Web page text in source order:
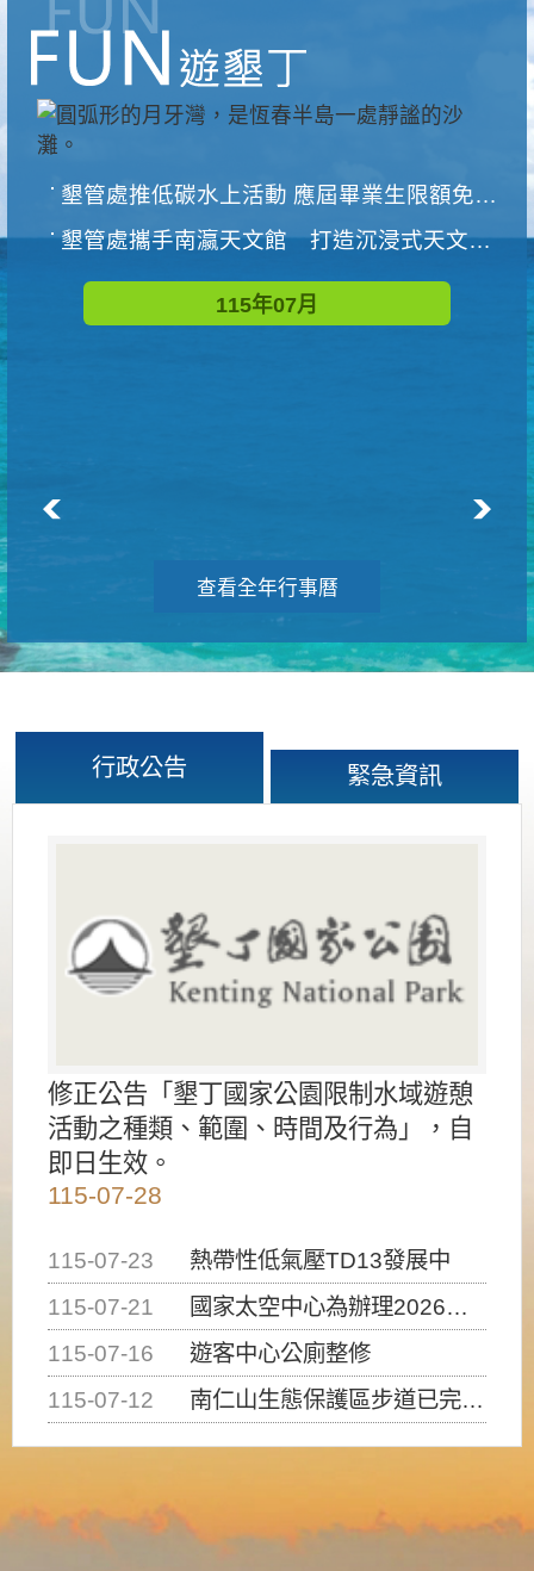
墾管處推低碳水上活動 應屆畢業生限額免費參加
墾管處攜手南瀛天文館 打造沉浸式天文探索營隊
115年07月
查看全年行事曆
行政公告 緊急資訊
修正公告「墾丁國家公園限制水域遊憩
活動之種類、範圍、時間及行為」，自
即日生效。
115-07-28
115-07-23
熱帶性低氣壓TD13發展中
115-07-21
國家太空中心為辦理2026台灣盃火箭競賽，陸、海、空域警戒及協調相關事宜，因颱風備案事宜
115-07-16
遊客中心公廁整修
115-07-12
南仁山生態保護區步道已完成修復，自115年7月13日（星期一）起恢復開放入園，歡迎民眾依規定申請入園....